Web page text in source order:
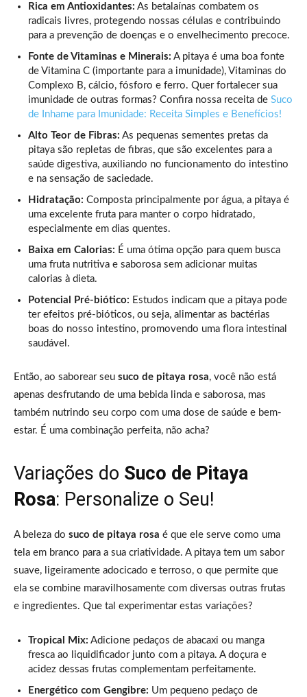
Rica em Antioxidantes: As betalaínas combatem os
radicais livres, protegendo nossas células e contribuindo
para a prevenção de doenças e o envelhecimento precoce.
Fonte de Vitaminas e Minerais: A pitaya é uma boa fonte
de Vitamina C (importante para a imunidade), Vitaminas do
Complexo B, cálcio, fósforo e ferro. Quer fortalecer sua
imunidade de outras formas? Confira nossa receita de Suco
de Inhame para Imunidade: Receita Simples e Benefícios!
Alto Teor de Fibras: As pequenas sementes pretas da
pitaya são repletas de fibras, que são excelentes para a
saúde digestiva, auxiliando no funcionamento do intestino
e na sensação de saciedade.
Hidratação: Composta principalmente por água, a pitaya é
uma excelente fruta para manter o corpo hidratado,
especialmente em dias quentes.
Baixa em Calorias: É uma ótima opção para quem busca
uma fruta nutritiva e saborosa sem adicionar muitas
calorias à dieta.
Potencial Pré-biótico: Estudos indicam que a pitaya pode
ter efeitos pré-bióticos, ou seja, alimentar as bactérias
boas do nosso intestino, promovendo uma flora intestinal
saudável.
Então, ao saborear seu suco de pitaya rosa, você não está
apenas desfrutando de uma bebida linda e saborosa, mas
também nutrindo seu corpo com uma dose de saúde e bem-
estar. É uma combinação perfeita, não acha?
Variações do Suco de Pitaya
Rosa: Personalize o Seu!
A beleza do suco de pitaya rosa é que ele serve como uma
tela em branco para a sua criatividade. A pitaya tem um sabor
suave, ligeiramente adocicado e terroso, o que permite que
ela se combine maravilhosamente com diversas outras frutas
e ingredientes. Que tal experimentar estas variações?
Tropical Mix: Adicione pedaços de abacaxi ou manga
fresca ao liquidificador junto com a pitaya. A doçura e
acidez dessas frutas complementam perfeitamente.
Energético com Gengibre: Um pequeno pedaço de